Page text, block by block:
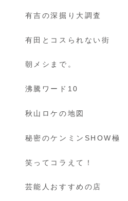
有吉の深掘り大調査
有田とコスられない街
朝メシまで。
沸騰ワード10
秋山ロケの地図
秘密のケンミンSHOW極
笑ってコラえて！
芸能人おすすめの店